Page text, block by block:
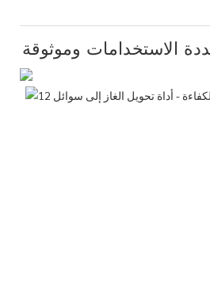
الاستخدامات وموثوقة